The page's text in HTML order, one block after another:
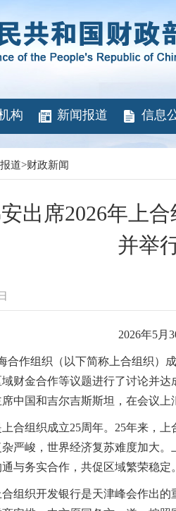
构 新闻报道 信息
道>财政新闻
出席2026年上
并举
2026年5月
作组织（以下简称上合组织）
财金合作等议题进行了讨论并
中国和吉尔吉斯斯坦，在会议
组织成立25周年。25年来，上
严峻，世界经济复苏难度加大
与务实合作，共促区域繁荣稳定
织开发银行是天津峰会作出的